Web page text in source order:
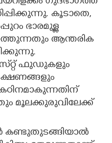
കൂടാതെ,
ഭാരമുള്ള
ആന്തരിക
ഫുഡുകളും
മൂലക്കുരുവിലേക്ക്